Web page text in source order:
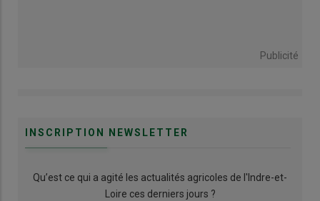
Publicité
INSCRIPTION NEWSLETTER
Qu’est ce qui a agité les actualités agricoles de l'Indre-et-
Loire ces derniers jours ?